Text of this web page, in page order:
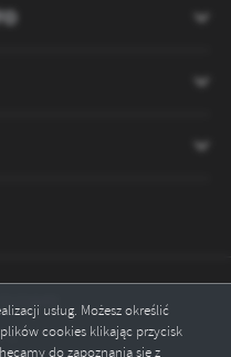
usług. Możesz określić
cookies klikając przycisk
do zapoznania się z
3